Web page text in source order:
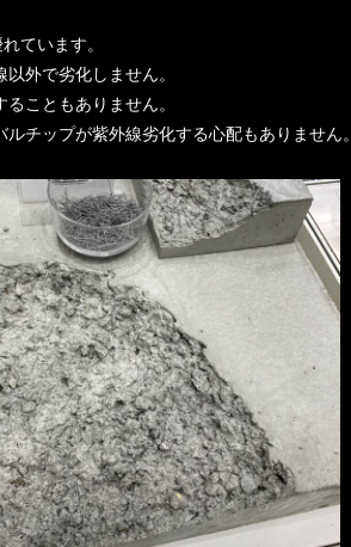
ています。
外で劣化しません。
こともありません。
チップが紫外線劣化する心配もありません。